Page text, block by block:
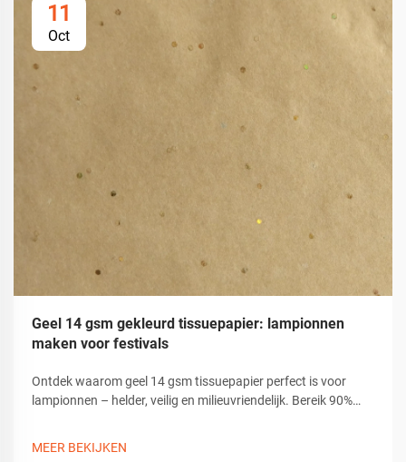
11
Oct
Geel 14 gsm gekleurd tissuepapier: lampionnen
maken voor festivals
Ontdek waarom geel 14 gsm tissuepapier perfect is voor
lampionnen – helder, veilig en milieuvriendelijk. Bereik 90%
MEER BEKIJKEN